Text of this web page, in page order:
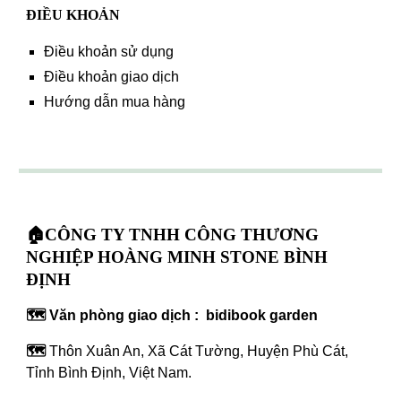
ĐIỀU KHOẢN
Điều khoản sử dụng
Điều khoản giao dịch
Hướng dẫn mua hàng
🏠CÔNG TY TNHH CÔNG THƯƠNG
NGHIỆP HOÀNG MINH STONE BÌNH
ĐỊNH
🗺️ Văn phòng giao dịch : bidibook garden
🗺️Thôn Xuân An, Xã Cát Tường, Huyện Phù Cát,
Tỉnh Bình Định, Việt Nam.